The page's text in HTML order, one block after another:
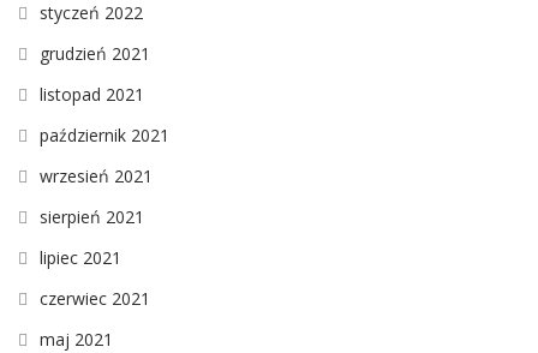
styczeń 2022
grudzień 2021
listopad 2021
październik 2021
wrzesień 2021
sierpień 2021
lipiec 2021
czerwiec 2021
maj 2021